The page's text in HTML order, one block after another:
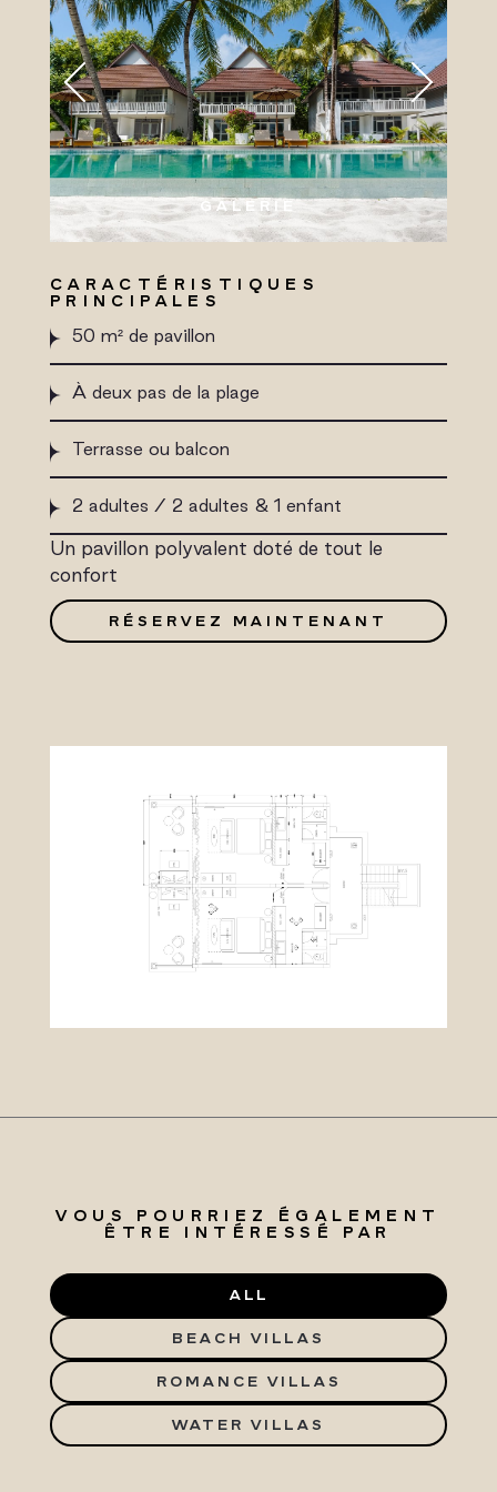
GALERIE
CARACTÉRISTIQUES
PRINCIPALES
50 m² de pavillon
À deux pas de la plage
Terrasse ou balcon
2 adultes / 2 adultes & 1 enfant
Un pavillon polyvalent doté de tout le
confort
RÉSERVEZ MAINTENANT
VOUS POURRIEZ ÉGALEMENT
ÊTRE INTÉRESSÉ PAR
ALL
BEACH VILLAS
ROMANCE VILLAS
WATER VILLAS